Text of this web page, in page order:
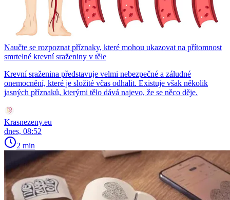
Naučte se rozpoznat příznaky, které mohou ukazovat na přítomnost
smrtelné krevní sraženiny v těle
Krevní sraženina představuje velmi nebezpečné a záludné
onemocnění, které je složité včas odhalit. Existuje však několik
jasných příznaků, kterými tělo dává najevo, že se něco děje.
Krasnezeny.eu
dnes, 08:52
2 min